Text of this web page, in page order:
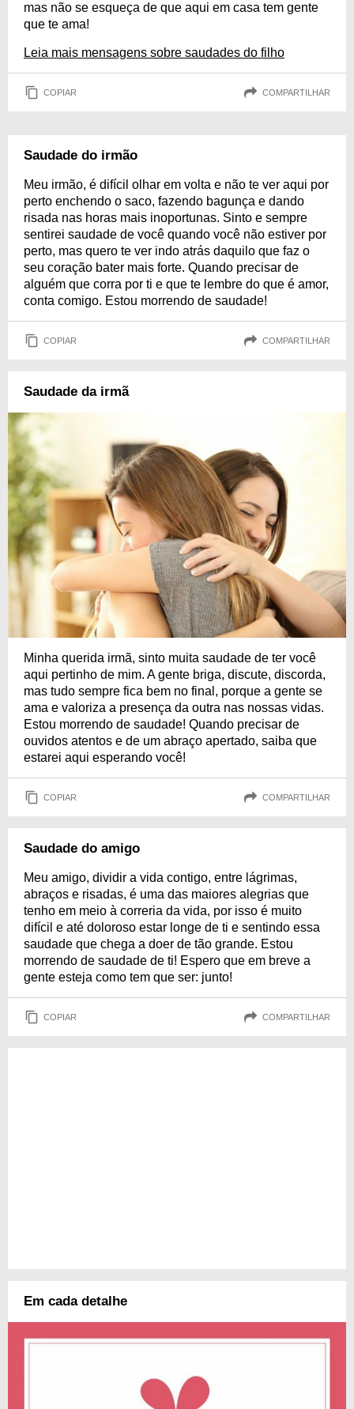
mas não se esqueça de que aqui em casa tem gente
que te ama!
Leia mais mensagens sobre saudades do filho
COPIAR COMPARTILHAR
Saudade do irmão
Meu irmão, é difícil olhar em volta e não te ver aqui por
perto enchendo o saco, fazendo bagunça e dando
risada nas horas mais inoportunas. Sinto e sempre
sentirei saudade de você quando você não estiver por
perto, mas quero te ver indo atrás daquilo que faz o
seu coração bater mais forte. Quando precisar de
alguém que corra por ti e que te lembre do que é amor,
conta comigo. Estou morrendo de saudade!
COPIAR COMPARTILHAR
Saudade da irmã
Minha querida irmã, sinto muita saudade de ter você
aqui pertinho de mim. A gente briga, discute, discorda,
mas tudo sempre fica bem no final, porque a gente se
ama e valoriza a presença da outra nas nossas vidas.
Estou morrendo de saudade! Quando precisar de
ouvidos atentos e de um abraço apertado, saiba que
estarei aqui esperando você!
COPIAR COMPARTILHAR
Saudade do amigo
Meu amigo, dividir a vida contigo, entre lágrimas,
abraços e risadas, é uma das maiores alegrias que
tenho em meio à correria da vida, por isso é muito
difícil e até doloroso estar longe de ti e sentindo essa
saudade que chega a doer de tão grande. Estou
morrendo de saudade de ti! Espero que em breve a
gente esteja como tem que ser: junto!
COPIAR COMPARTILHAR
Em cada detalhe